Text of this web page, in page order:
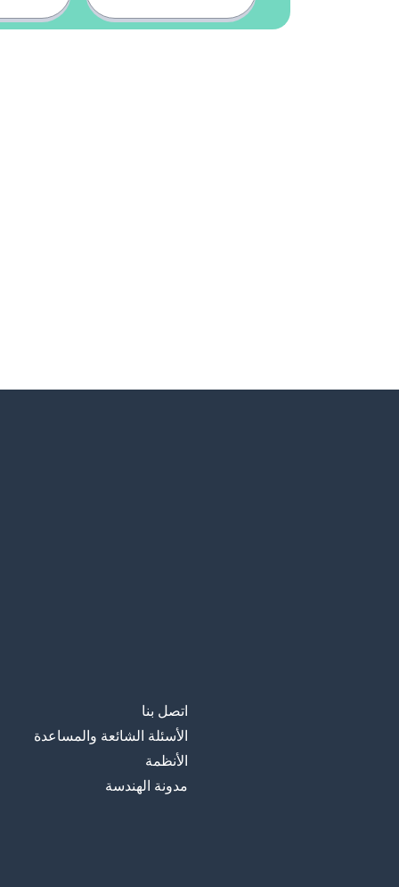
اتصل بنا
الأسئلة الشائعة والمساعدة
الأنظمة
مدونة الهندسة